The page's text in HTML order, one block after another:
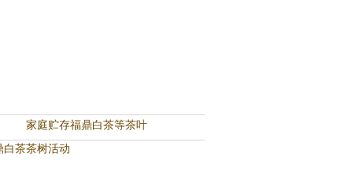
家庭贮存福鼎白茶等茶叶